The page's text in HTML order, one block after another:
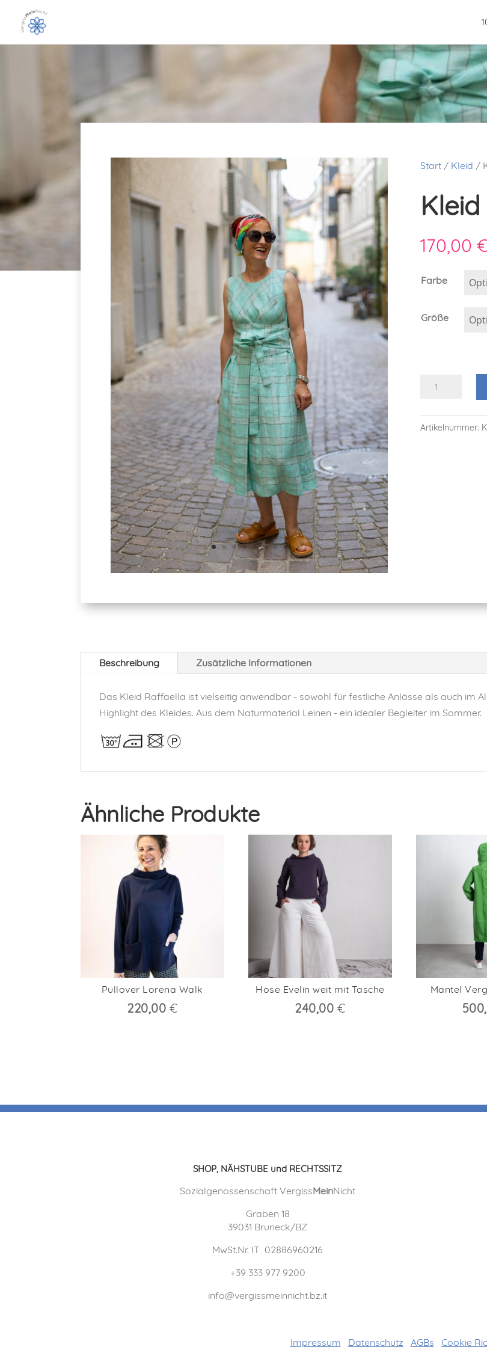
Start/ Kleid /
170,00
Farbe
Größe
Kleid
Leinen
Menge
Artikelnummer:
Beschreibung Zusätzliche Informationen
Das Kleid Raffaella ist vielseitig anwendbar - sowohl für festliche Anlässe als auch im
Highlight des Kleides. Aus dem Naturmaterial Leinen - ein idealer Begleiter im Sommer.
Ähnliche Produkte
Pullover Lorena Walk
220,00 €
Hose Evelin weit mit Tasche
240,00 €
Mantel
SHOP, NÄHSTUBE und RECHTSSITZ
Sozialgenossenschaft VergissMeinNicht
Graben 18
39031 Bruneck/BZ
MwSt.Nr. IT 02886960216
+39 333 977 9200
info@vergissmeinnicht.bz.it
Impressum Datenschutz AGBs Cookie